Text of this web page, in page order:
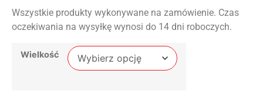
Wszystkie produkty wykonywane na zamówienie. Czas
oczekiwania na wysyłkę wynosi do 14 dni roboczych.
Wielkość